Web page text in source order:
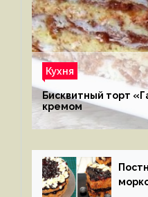
Кухня
Бисквитный торт
кремом